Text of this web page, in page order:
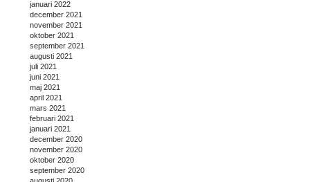
januari 2022
december 2021
november 2021
oktober 2021
september 2021
augusti 2021
juli 2021
juni 2021
maj 2021
april 2021
mars 2021
februari 2021
januari 2021
december 2020
november 2020
oktober 2020
september 2020